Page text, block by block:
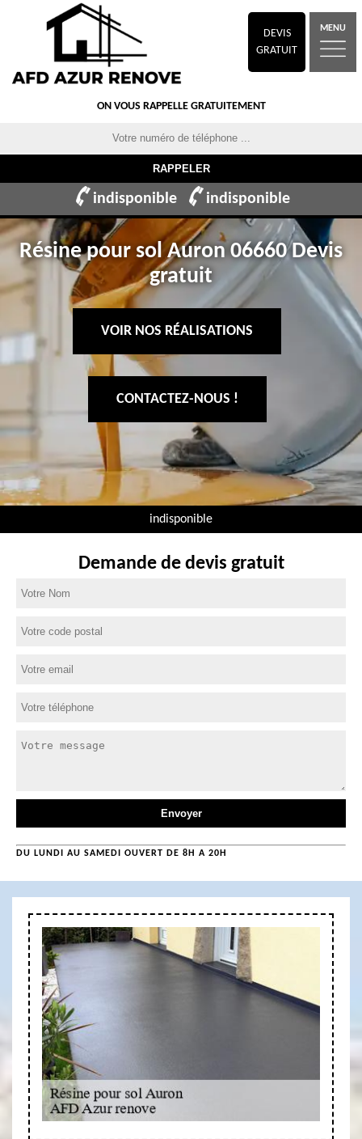
DEVIS
GRATUIT
MENU
ON VOUS RAPPELLE GRATUITEMENT
indisponible indisponible
Résine pour sol Auron 06660 Devis
gratuit
VOIR NOS RÉALISATIONS
CONTACTEZ-NOUS !
indisponible
Demande de devis gratuit
DU LUNDI AU SAMEDI OUVERT DE 8H A 20H